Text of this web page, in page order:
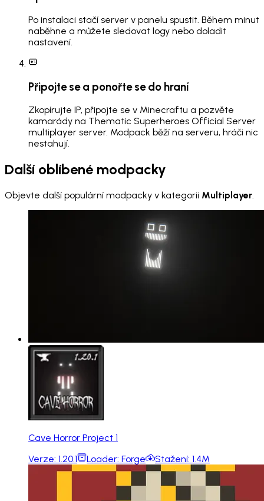
Po instalaci stačí server v panelu spustit. Během minut
naběhne a můžete sledovat logy nebo doladit
nastavení.
Připojte se a ponořte se do hraní
Zkopírujte IP, připojte se v Minecraftu a pozvěte
kamarády na Thematic Superheroes Official Server
multiplayer server. Modpack běží na serveru, hráči nic
nestahují.
Další oblíbené modpacky
Objevte další populární modpacky v kategorii Multiplayer.
Cave Horror Project 1
Verze: 1.20.1 Loader: Forge Stažení: 1.4M